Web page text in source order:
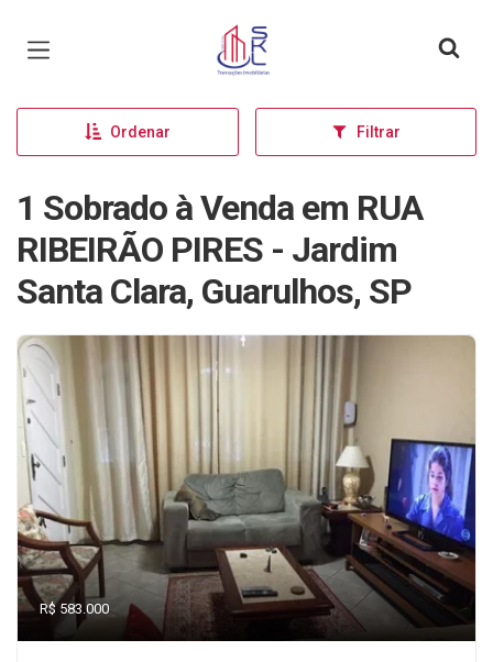
Página inicial
Ordenar Filtrar
1 Sobrado à Venda em RUA
RIBEIRÃO PIRES - Jardim
Santa Clara, Guarulhos, SP
R$ 583.000